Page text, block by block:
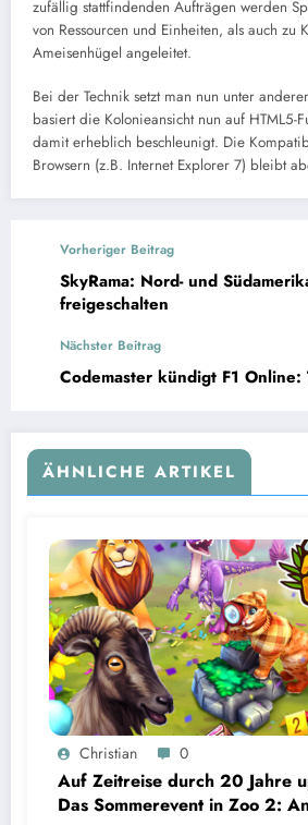
zufällig stattfindenden Aufträgen werden
von Ressourcen und Einheiten, als auch zu
Ameisenhügel angeleitet.
Bei der Technik setzt man nun unter
basiert die Kolonieansicht nun auf HTML5-
damit erheblich beschleunigt. Die
Browsern (z.B. Internet Explorer 7) bleibt
Vorheriger Beitrag
SkyRama: Nord- und
freigeschalten
Nächster Beitrag
Codemaster kündigt F1 Online:
ÄHNLICHE ARTIKEL
Christian 0
Auf Zeitreise durch 20 Jahre
Das Sommerevent in Zoo 2: